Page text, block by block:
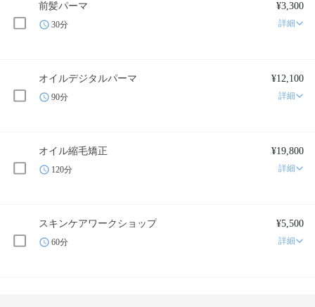
前髪パーマ ¥3,300
30分 詳細
オイルデジタルパーマ ¥12,100
90分 詳細
オイル縮毛矯正 ¥19,800
120分 詳細
スキンケアワークショップ ¥5,500
60分 詳細